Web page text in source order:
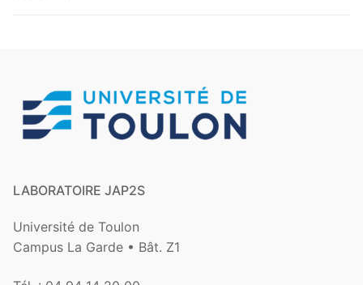
LABORATOIRE JAP2S
Université de Toulon
Campus La Garde • Bât. Z1